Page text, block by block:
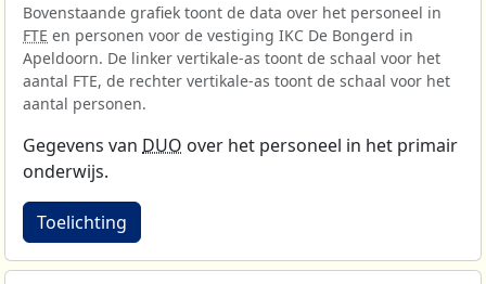
Bovenstaande grafiek toont de data over het personeel in
FTE en personen voor de vestiging IKC De Bongerd in
Apeldoorn. De linker vertikale-as toont de schaal voor het
aantal FTE, de rechter vertikale-as toont de schaal voor het
aantal personen.
Gegevens van DUO over het personeel in het primair
onderwijs.
Toelichting